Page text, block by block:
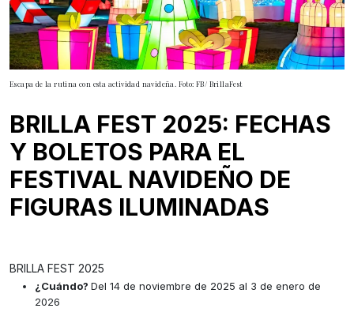
Escapa de la rutina con esta actividad navideña. Foto: FB/ BrillaFest
BRILLA FEST 2025: FECHAS
Y BOLETOS PARA EL
FESTIVAL NAVIDEÑO DE
FIGURAS ILUMINADAS
BRILLA FEST 2025
¿Cuándo? Del 14 de noviembre de 2025 al 3 de enero de
2026